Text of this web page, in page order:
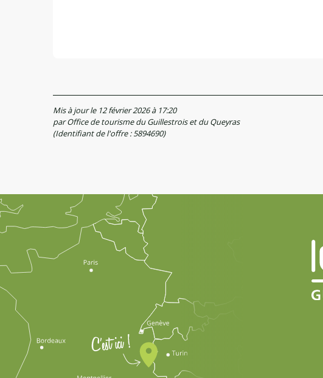
Mis à jour le 12 février 2026 à 17:20
par Office de tourisme du Guillestrois et du Queyras
(Identifiant de l'offre :5894690)